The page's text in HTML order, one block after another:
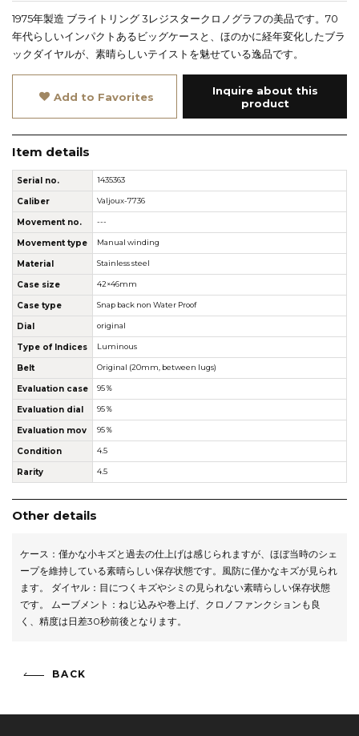
1975年製造 ブライトリング 3レジスタークロノグラフの美品です。70
年代らしいインパクトあるビッグケースと、ほのかに経年変化したブラ
ックダイヤルが、素晴らしいテイストを魅せている逸品です。
Add to Favorites
Inquire about this
product
Item details
Serial no. 1435363
Caliber Valjoux-7736
Movement no. ---
Movement type Manual winding
Material Stainless steel
Case size 42×46mm
Case type Snap back non Water Proof
Dial original
Type of Indices Luminous
Belt Original (20mm, between lugs)
Evaluation case 95％
Evaluation dial 95％
Evaluation mov 95％
Condition 4.5
Rarity 4.5
Other details
ケース：僅かな小キズと過去の仕上げは感じられますが、ほぼ当時のシェ
ープを維持している素晴らしい保存状態です。風防に僅かなキズが見られ
ます。 ダイヤル：目につくキズやシミの見られない素晴らしい保存状態
です。 ムーブメント：ねじ込みや巻上げ、クロノファンクションも良
く、精度は日差30秒前後となります。
BACK